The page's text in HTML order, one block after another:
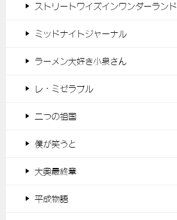
ストリートワイズインワンダーランド
ミッドナイトジャーナル
ラーメン大好き小泉さん
レ・ミゼラブル
二つの祖国
僕が笑うと
大奥最終章
平成物語